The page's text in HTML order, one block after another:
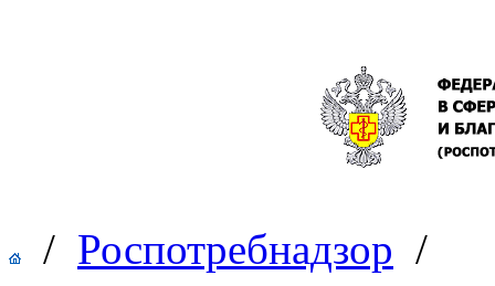
/ Роспотребнадзор /